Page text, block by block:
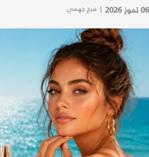
06 تموز 2026 | فرح جهمي